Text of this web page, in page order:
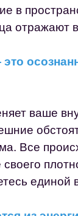
в
отражают
ваше
Все
единой